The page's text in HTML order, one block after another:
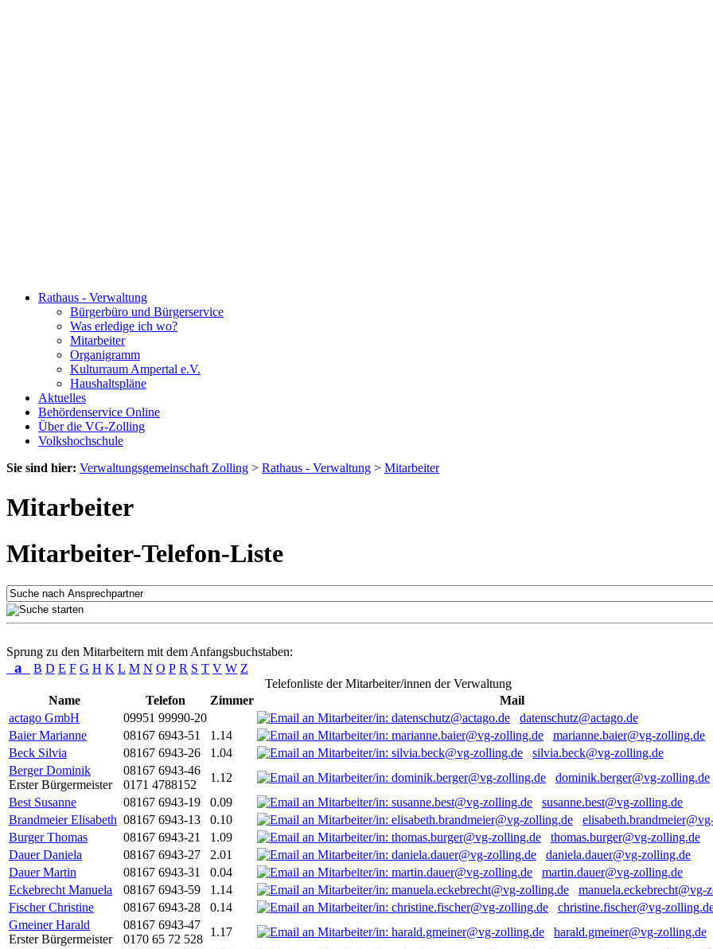
Rathaus - Verwaltung
Bürgerbüro und Bürgerservice
Was erledige ich wo?
Mitarbeiter
Organigramm
Kulturraum Ampertal e.V.
Haushaltspläne
Aktuelles
Behördenservice Online
Über die VG-Zolling
Volkshochschule
Sie sind hier: Verwaltungsgemeinschaft Zolling > Rathaus - Verwaltung > Mitarbeiter
Mitarbeiter
Mitarbeiter-Telefon-Liste
Sprung zu den Mitarbeitern mit dem Anfangsbuchstaben:
a B D E F G H K L M N O P R S T V W Z
Telefonliste der Mitarbeiter/innen der Verwaltung
Name
Telefon Zimmer
Mail
actago GmbH
09951 99990-20
datenschutz@actago.de
Baier Marianne
08167 6943-51 1.14
marianne.baier@vg-zolling.de
Beck Silvia
08167 6943-26 1.04
silvia.beck@vg-zolling.de
Berger Dominik
Erster Bürgermeister
08167 6943-46
0171 4788152
1.12
dominik.berger@vg-zolling.de
Best Susanne
08167 6943-19 0.09
susanne.best@vg-zolling.de
Brandmeier Elisabeth 08167 6943-13 0.10
Burger Thomas
08167 6943-21 1.09
thomas.burger@vg-zolling.de
Dauer Daniela
08167 6943-27 2.01
daniela.dauer@vg-zolling.de
Dauer Martin
08167 6943-31 0.04
martin.dauer@vg-zolling.de
Eckebrecht Manuela
08167 6943-59 1.14
manuela.eckebrecht@vg-
Fischer Christine
08167 6943-28 0.14
christine.fischer@vg-
Gmeiner Harald
Erster Bürgermeister
08167 6943-47
0170 65 72 528
1.17
harald.gmeiner@vg-zolling.de